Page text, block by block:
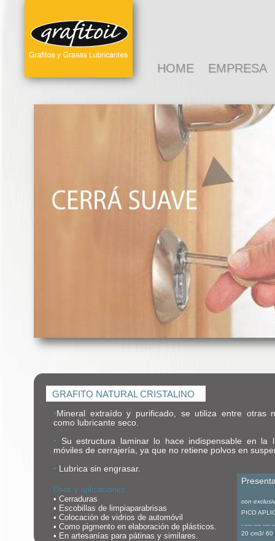
HOME EMPRESA
GRAFITO NATURAL CRISTALINO
•Mineral extraído y purificado, se utiliza entre otras
como lubricante seco.
• Su estructura laminar lo hace indispensable en la
móviles de cerrajería, ya que no retiene polvos en
• Lubrica sin engrasar.
Usos y aplicaciones:
• Cerraduras
• Escobillas de limpiaparabrisas
• Colocación de vidrios de automóvil
• Como pigmento en elaboración de plásticos.
• En artesanías para pátinas y similares.
con
PICO
20 cm3/ 60